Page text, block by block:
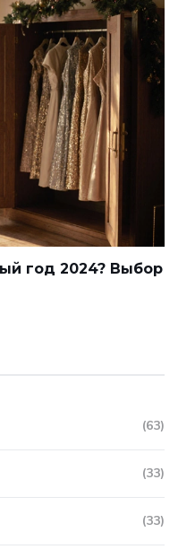
год 2024? Выбор
(63)
(33)
(33)